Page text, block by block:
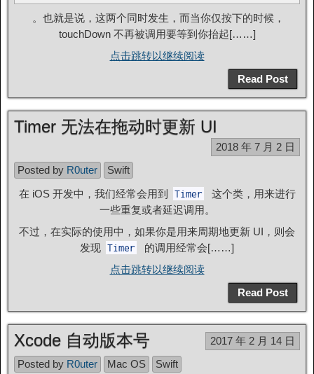
。也就是说，这两个同时发生，而当你仅按下的时候，
touchDown 不再被调用要等到你抬起[……]
点击跳转以继续阅读
Read Post
Timer 无法在拖动时更新 UI
2018 年 7 月 2 日
Posted by R0uter
Swift
在 iOS 开发中，我们经常会用到
Timer
这个类，用来进行
一些重复或者延迟调用。
不过，在实际的使用中，如果你是用来周期地更新 UI，则会
发现 Timer
的调用经常会[……]
点击跳转以继续阅读
Read Post
Xcode 自动版本号
2017 年 2 月 14 日
Posted by R0uter Mac OS
Swift